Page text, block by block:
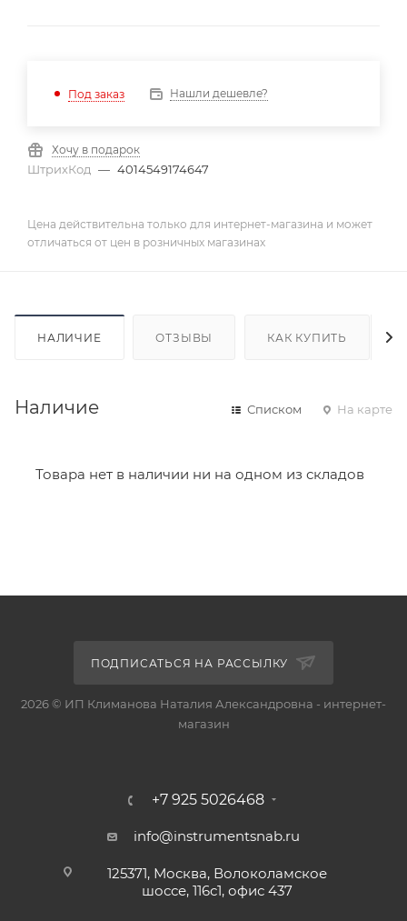
Под заказ Нашли дешевле?
Хочу в подарок
ШтрихКод — 4014549174647
Цена действительна только для интернет-магазина и может
отличаться от цен в розничных магазинах
НАЛИЧИЕ ОТЗЫВЫ КАК КУПИТЬ
Наличие Списком На карте
Товара нет в наличии ни на одном из складов
ПОДПИСАТЬСЯ НА РАССЫЛКУ
2026 © ИП Климанова Наталия Александровна - интернет-
магазин
+7 925 5026468
info@instrumentsnab.ru
125371, Москва, Волоколамское
шоссе, 116с1, офис 437